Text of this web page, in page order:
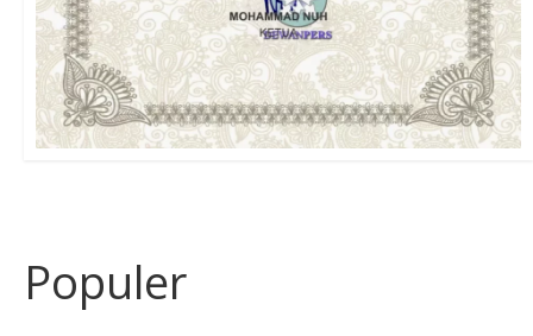
Populer